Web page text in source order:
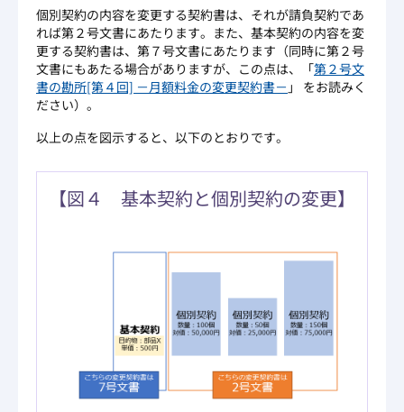
個別契約の内容を変更する契約書は、それが請負契約であ
れば第２号文書にあたります。また、基本契約の内容を変
更する契約書は、第７号文書にあたります（同時に第２号
文書にもあたる場合がありますが、この点は、「第２号文
書の勘所[第４回] －月額料金の変更契約書－ 」 をお読みく
ださい）。
以上の点を図示すると、以下のとおりです。
【図４ 基本契約と個別契約の変更】